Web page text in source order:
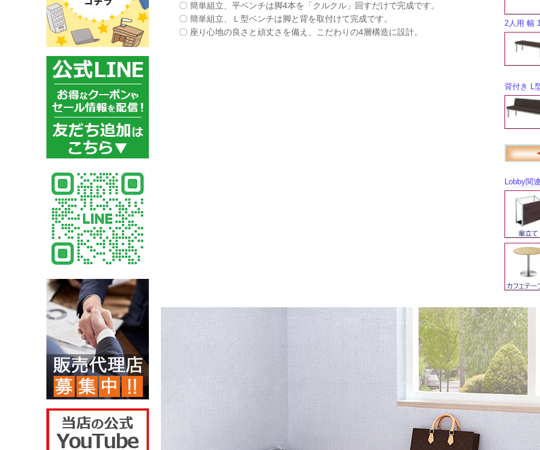
〇 簡単組立、平ベンチは脚4本を「クルクル」回すだけで完成です。
〇 簡単組立、Ｌ型ベンチは脚と背を取付けて完成です。
〇 座り心地の良さと頑丈さを備え、こだわりの4層構造に設計。
2人用 幅
背付き L
Lobby関